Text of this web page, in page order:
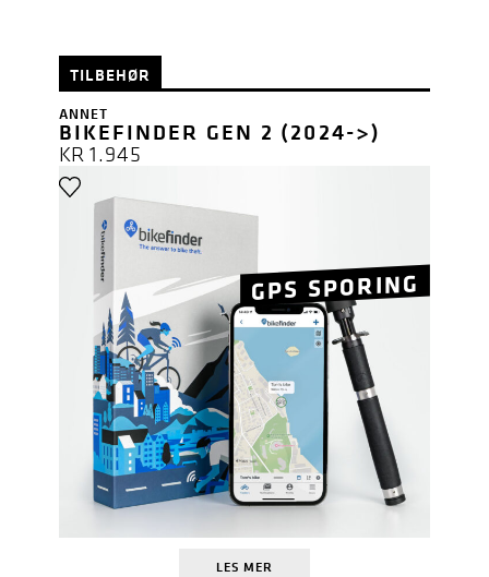
TILBEHØR
GPS SPORING
ANNET
BIKEFINDER GEN 2 (2024->)
KR1.945
LES MER